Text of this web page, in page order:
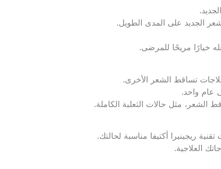
الجديد على المدى الطويل.
خيارًا مريحًا للمرضى.
تساقط الشعر الأخرى.
عام واحد.
الشعر، مثل حالات الثعلبة الكاملة.
ريجينيرا أكتيفا مناسبة لحالتك.
العلاجية.